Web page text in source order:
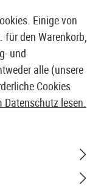
Einige von
den Warenkorb,
und
alle (unsere
Cookies
lesen.